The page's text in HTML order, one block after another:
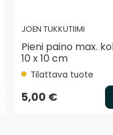
koriin
JOEN TUKKUTIIMI
Pieni paino max.
10 x 10 cm
Tilattava tuote
5,00 €